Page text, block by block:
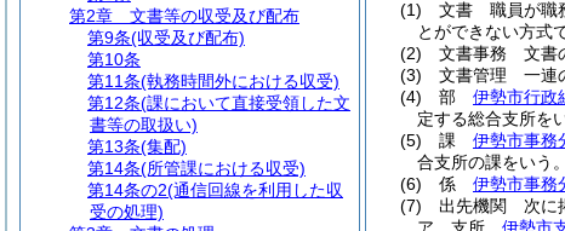
(1)
文書 職員が職
とができない方式
(2)
文書事務 文書
(3)
文書管理 一連
(4)
部 伊勢市行政
定する総合支所を
(5)
課 伊勢市事務
合支所の課をいう。
(6)
係 伊勢市事務
(7)
出先機関 次に
第2章
文書等の収受及び配布
第9条(収受及び配布)
第10条
第11条(執務時間外における収受)
第12条(課において直接受領した文
書等の取扱い)
第13条(集配)
第14条(所管課における収受)
第14条の2(通信回線を利用した収
受の処理)